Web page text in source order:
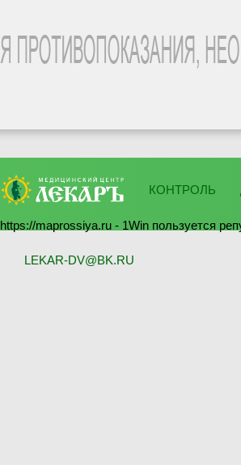
КОНТРОЛЬ
https://maprossiya.ru - 1Win пользуется
LEKAR-DV@BK.RU